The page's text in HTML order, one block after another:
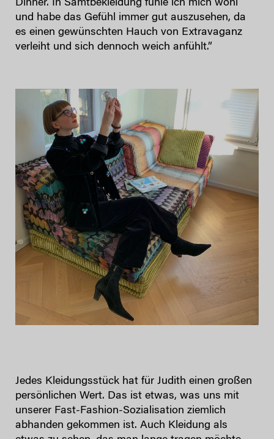
Dinner. In Samtbekleidung fühle ich mich wohl
und habe das Gefühl immer gut auszusehen, da
es einen gewünschten Hauch von Extravaganz
verleiht und sich dennoch weich anfühlt.”
Jedes Kleidungsstück hat für Judith einen großen
persönlichen Wert. Das ist etwas, was uns mit
unserer Fast-Fashion-Sozialisation ziemlich
abhanden gekommen ist. Auch Kleidung als